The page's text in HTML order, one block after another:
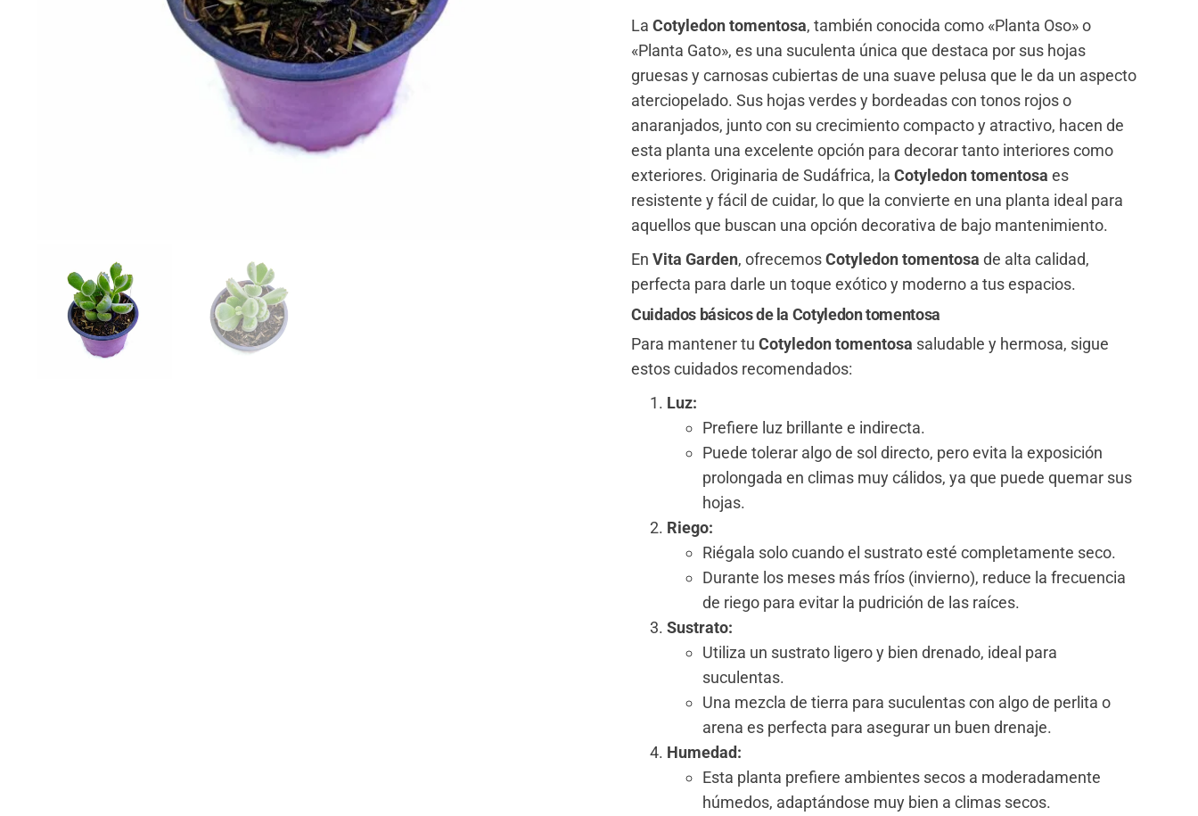
La Cotyledon tomentosa, también conocida como «Planta Oso» o
«Planta Gato», es una suculenta única que destaca por sus hojas
gruesas y carnosas cubiertas de una suave pelusa que le da un aspecto
aterciopelado. Sus hojas verdes y bordeadas con tonos rojos o
anaranjados, junto con su crecimiento compacto y atractivo, hacen de
esta planta una excelente opción para decorar tanto interiores como
exteriores. Originaria de Sudáfrica, la Cotyledon tomentosa es
resistente y fácil de cuidar, lo que la convierte en una planta ideal para
aquellos que buscan una opción decorativa de bajo mantenimiento.
En Vita Garden, ofrecemosCotyledon tomentosa de alta calidad,
perfecta para darle un toque exótico y moderno a tus espacios.
Cuidados básicos de la Cotyledon tomentosa
Para mantener tu Cotyledon tomentosa saludable y hermosa, sigue
estos cuidados recomendados:
Luz:
Prefiere luz brillante e indirecta.
Puede tolerar algo de sol directo, pero evita la exposición
prolongada en climas muy cálidos, ya que puede quemar sus
hojas.
Riego:
Riégala solo cuando el sustrato esté completamente seco.
Durante los meses más fríos (invierno), reduce la frecuencia
de riego para evitar la pudrición de las raíces.
Sustrato:
Utiliza un sustrato ligero y bien drenado, ideal para
suculentas.
Una mezcla de tierra para suculentas con algo de perlita o
arena es perfecta para asegurar un buen drenaje.
Humedad:
Esta planta prefiere ambientes secos a moderadamente
húmedos, adaptándose muy bien a climas secos.